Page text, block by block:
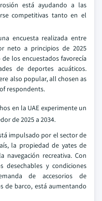
está ayudando a las
competitivas tanto en el
encuesta realizada entre
neto a principios de 2025
los encuestados favorecía
de deportes acuáticos.
also popular, all chosen as
respondents.
en la UAE experimente un
de 2025 a 2034.
impulsado por el sector de
la propiedad de yates de
recreativa. Con
desechables y condiciones
de accesorios de
de barco, está aumentando